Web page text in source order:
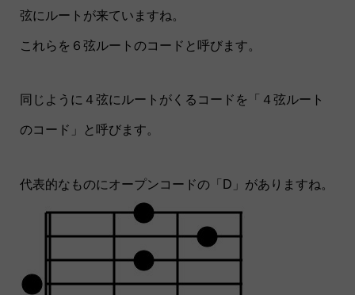
弦にルートが来ていますね。
これらを６弦ルートのコードと呼びます。
同じように４弦にルートがくるコードを「４弦ルート
のコード」と呼びます。
代表的なものにオープンコードの「D」がありますね。